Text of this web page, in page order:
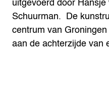
Schuurman. De
centrum van
aan de achterzijde van